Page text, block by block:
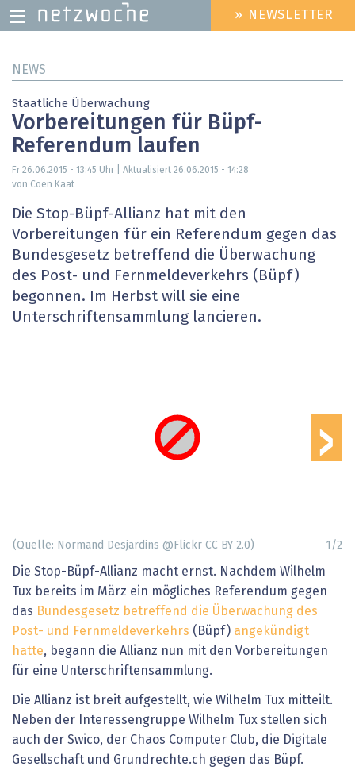
zum
HEADER
MENU
» NEWSLETTER
NEWS
Staatliche Überwachung
Vorbereitungen für Büpf-
Referendum laufen
Fr 26.06.2015 - 13:45 Uhr | Aktualisiert 26.06.2015 - 14:28
von Coen Kaat
Die Stop-Büpf-Allianz hat mit den
Vorbereitungen für ein Referendum gegen das
Bundesgesetz betreffend die Überwachung
des Post- und Fernmeldeverkehrs (Büpf)
begonnen. Im Herbst will sie eine
Unterschriftensammlung lancieren.
›
1 /2
(Quelle: Normand Desjardins @Flickr CC BY 2.0)
Die Stop-Büpf-Allianz macht ernst. Nachdem Wilhelm
Tux bereits im März ein mögliches Referendum gegen
das Bundesgesetz betreffend die Überwachung des
Post- und Fernmeldeverkehrs (Büpf) angekündigt
hatte, begann die Allianz nun mit den Vorbereitungen
für eine Unterschriftensammlung.
Die Allianz ist breit aufgestellt, wie Wilhelm Tux mitteilt.
Neben der Interessengruppe Wilhelm Tux stellen sich
auch der Swico, der Chaos Computer Club, die Digitale
Gesellschaft und Grundrechte.ch gegen das Büpf.